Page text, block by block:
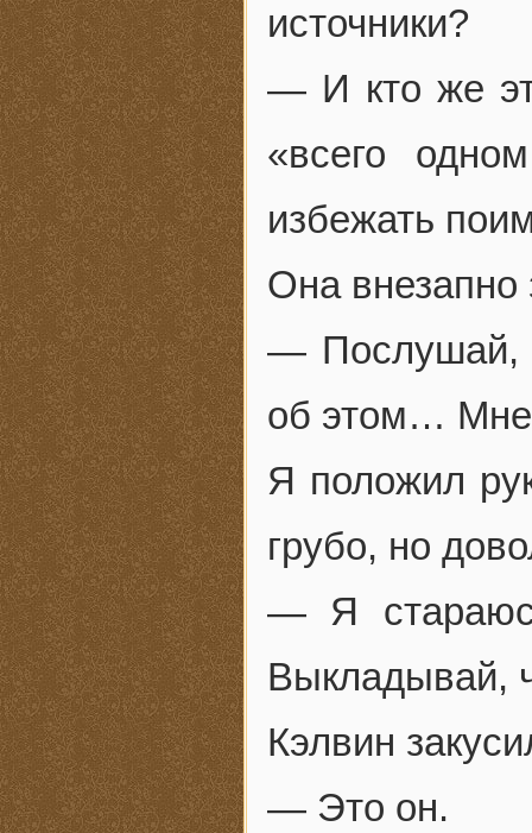
источники?
— И кто же
«всего
избежать
Она внезапно
— Послушай,
об этом… Мне
Я положил
грубо, но
— Я
Выкладывай,
Кэлвин
— Это он.